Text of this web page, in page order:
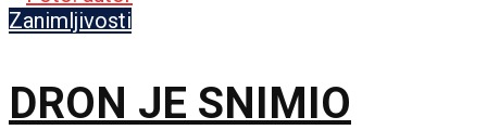
Zanimljivosti
DRON JE SNIMIO